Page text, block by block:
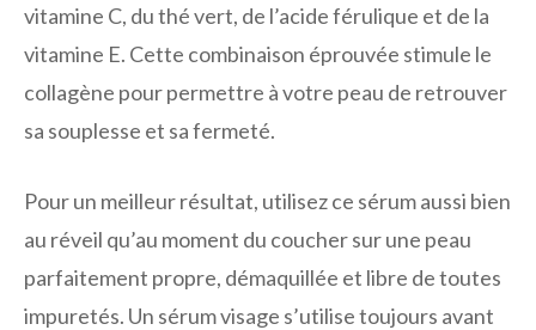
vitamine C, du thé vert, de l’acide férulique et de la
vitamine E. Cette combinaison éprouvée stimule le
collagène pour permettre à votre peau de retrouver
sa souplesse et sa fermeté.
Pour un meilleur résultat, utilisez ce sérum aussi bien
au réveil qu’au moment du coucher sur une peau
parfaitement propre, démaquillée et libre de toutes
impuretés. Un sérum visage s’utilise toujours avant